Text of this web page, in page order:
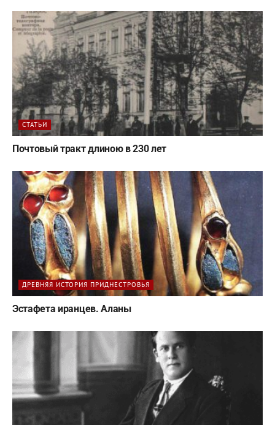
СТАТЬИ
Почтовый тракт длиною в 230 лет
ДРЕВНЯЯ ИСТОРИЯ ПРИДНЕСТРОВЬЯ
Эстафета иранцев. Аланы